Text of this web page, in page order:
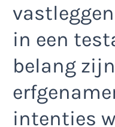
in een
belang
intenties